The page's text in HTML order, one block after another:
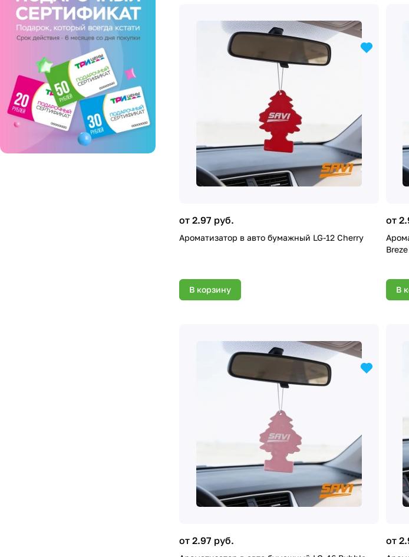
от 2.97 руб.
Ароматизатор в авто бумажный LG-12 Cherry
В корзину
от
Breze
В
от 2.97 руб. от